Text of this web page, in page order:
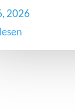
2026